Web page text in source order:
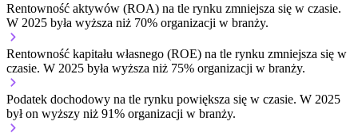
Rentowność aktywów (ROA) na tle rynku zmniejsza się w czasie.
W 2025 była wyższa niż 70% organizacji w branży.
Rentowność kapitału własnego (ROE) na tle rynku zmniejsza się w
czasie. W 2025 była wyższa niż 75% organizacji w branży.
Podatek dochodowy na tle rynku powiększa się w czasie. W 2025
był on wyższy niż 91% organizacji w branży.